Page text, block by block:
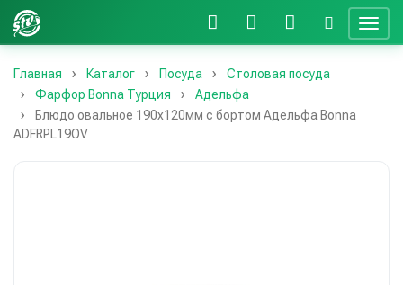
Главная Каталог Посуда
Столовая посуда
Фарфор Bonna Турция
Адельфа
Блюдо овальное 190х120мм с бортом Адельфа Bonna
ADFRPL19OV